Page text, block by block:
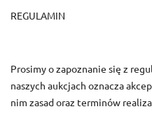
REGULAMIN
Prosimy o zapoznanie się z
naszych aukcjach oznacza
nim zasad oraz terminów